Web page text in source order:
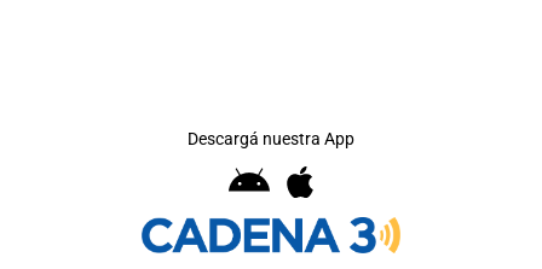
Descargá nuestra App